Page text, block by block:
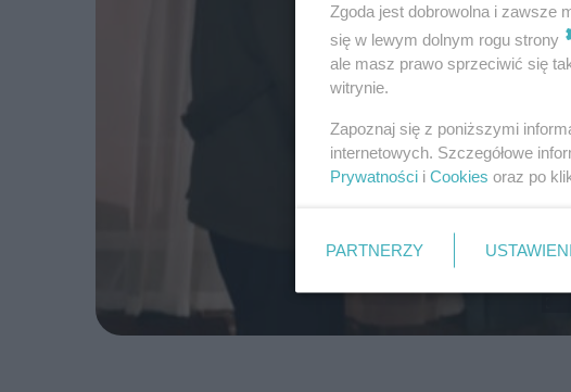
Zgoda jest dobrowolna i zawsze
się w lewym dolnym rogu strony
ale masz prawo sprzeciwić się
witrynie.
Zapoznaj się z poniższymi
internetowych. Szczegółowe
Prywatności i Cookies oraz po
PARTNERZY